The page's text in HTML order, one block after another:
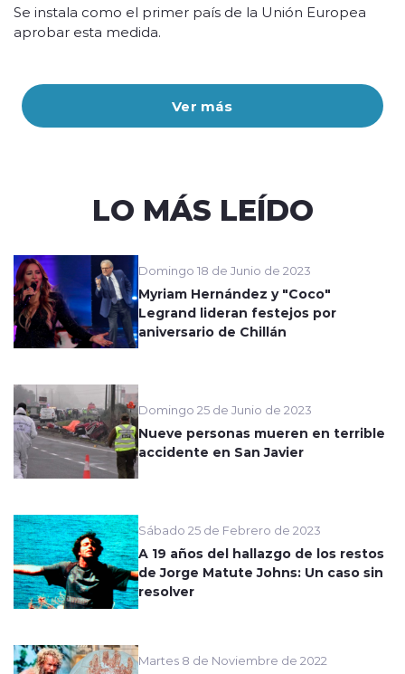
Ver más
Se instala como el primer país de la Unión Europea
aprobar esta medida.
LO MÁS LEÍDO
Domingo 18 de Junio de 2023
Myriam Hernández y "Coco"
Legrand lideran festejos por
aniversario de Chillán
Domingo 25 de Junio de 2023
Nueve personas mueren en terrible
accidente en San Javier
Sábado 25 de Febrero de 2023
A 19 años del hallazgo de los restos
de Jorge Matute Johns: Un caso sin
resolver
Martes 8 de Noviembre de 2022